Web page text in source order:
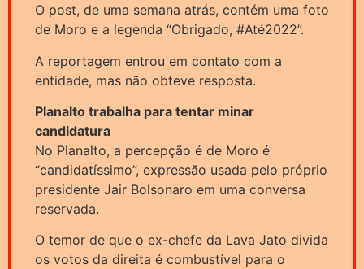
O post, de uma semana atrás, contém uma foto
de Moro e a legenda “Obrigado, #Até2022”.
A reportagem entrou em contato com a
entidade, mas não obteve resposta.
Planalto trabalha para tentar minar
candidatura
No Planalto, a percepção é de Moro é
“candidatíssimo”, expressão usada pelo próprio
presidente Jair Bolsonaro em uma conversa
reservada.
O temor de que o ex-chefe da Lava Jato divida
os votos da direita é combustível para o